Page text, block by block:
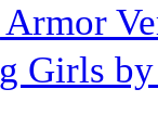
Girls